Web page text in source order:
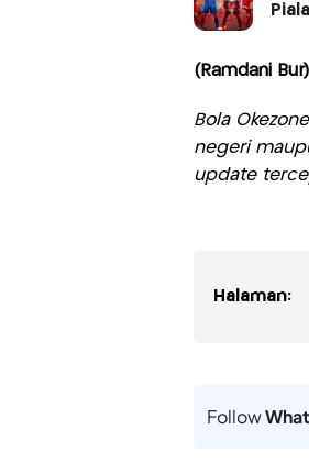
(Ramdani Bur)
Bola
negeri
update
Halaman:
Follow